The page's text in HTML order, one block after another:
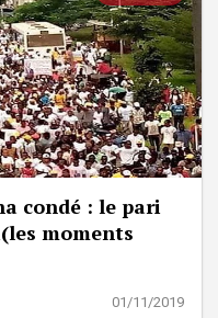
condé : le pari
moments
01/11/2019